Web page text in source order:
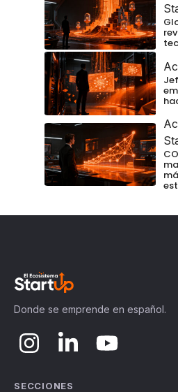
Donde se emprende en español.
SECCIONES